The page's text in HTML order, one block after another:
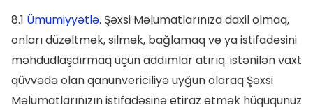
8.1 Ümumiyyətlə. Şəxsi Məlumatlarınıza daxil olmaq,
onları düzəltmək, silmək, bağlamaq və ya istifadəsini
məhdudlaşdırmaq üçün addımlar atırıq. istənilən vaxt
qüvvədə olan qanunvericiliyə uyğun olaraq Şəxsi
Məlumatlarınızın istifadəsinə etiraz etmək hüququnuz